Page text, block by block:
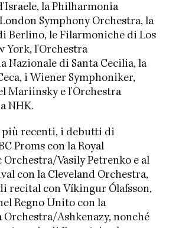
la Philharmonia
Symphony Orchestra, la
Berlino, le Filarmoniche di Los
York, l'Orchestra
Nazionale di Santa Cecilia, la
i Wiener Symphoniker,
Mariinsky e l'Orchestra
NHK.
più recenti, i debutti di
Proms con la Royal
Vasily Petrenko e al
con la Cleveland Orchestra,
recital con Víkingur Ólafsson,
Regno Unito con la
Ashkenazy, nonché